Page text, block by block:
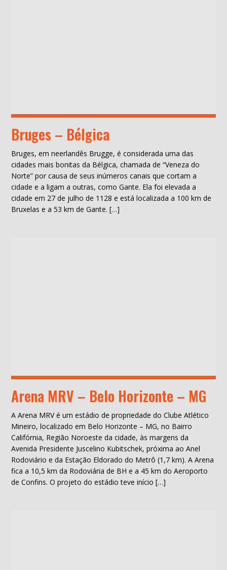
Bruges – Bélgica
Bruges, em neerlandês Brugge, é considerada uma das
cidades mais bonitas da Bélgica, chamada de “Veneza do
Norte” por causa de seus inúmeros canais que cortam a
cidade e a ligam a outras, como Gante. Ela foi elevada a
cidade em 27 de julho de 1128 e está localizada a 100 km de
Bruxelas e a 53 km de Gante. […]
Arena MRV – Belo Horizonte – MG
A Arena MRV é um estádio de propriedade do Clube Atlético
Mineiro, localizado em Belo Horizonte – MG, no Bairro
Califórnia, Região Noroeste da cidade, às margens da
Avenida Presidente Juscelino Kubitschek, próxima ao Anel
Rodoviário e da Estação Eldorado do Metrô (1,7 km). A Arena
fica a 10,5 km da Rodoviária de BH e a 45 km do Aeroporto
de Confins. O projeto do estádio teve início […]